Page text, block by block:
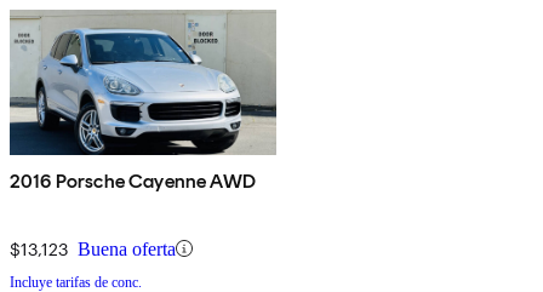
2016 Porsche Cayenne AWD
$13,123 Buena oferta
Incluye tarifas de conc.